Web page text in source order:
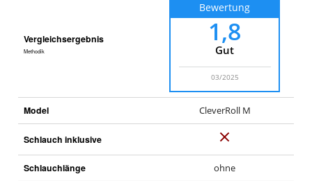
Vergleichsergebnis
Methodik
Bewertung
1,8
Gut
03/2025
Model CleverRoll M
Schlauch inklusive
e
i
Schlauchlänge ohne